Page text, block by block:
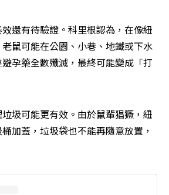
還有待驗證。科里根認為，在像紐
鼠可能在公園、小巷、地鐵或下水
孕藥全數殲滅，最終可能變成「打
圾可能更有效。由於鼠輩猖獗，紐
加蓋，垃圾袋也不能再隨意放置，